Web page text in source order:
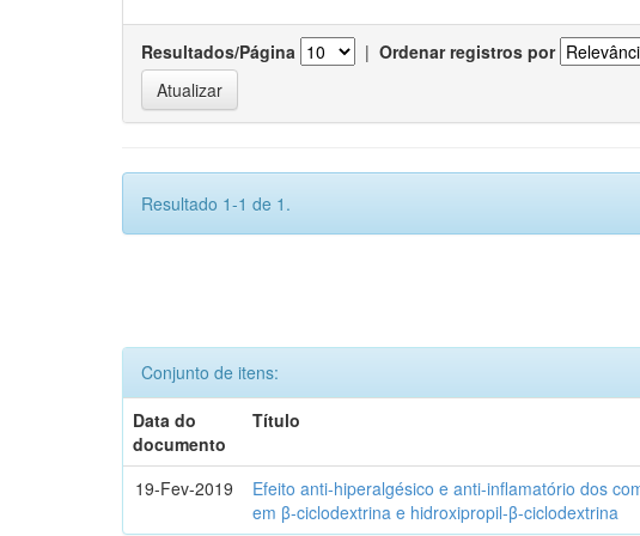
Resultados/Página | Ordenar registros por
Resultado 1-1 de 1.
Conjunto de itens:
Data do
documento
Título
19-Fev-2019
Efeito anti-hiperalgésico e anti-inflamatório dos
em β-ciclodextrina e hidroxipropil-β-ciclodextrina